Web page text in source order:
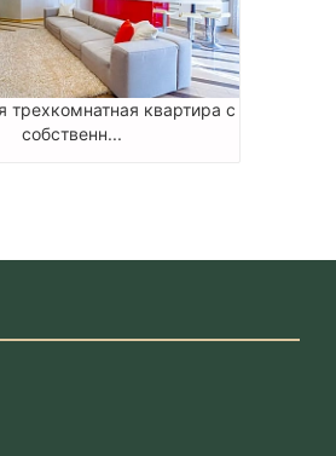
трехкомнатная квартира с
собственн...